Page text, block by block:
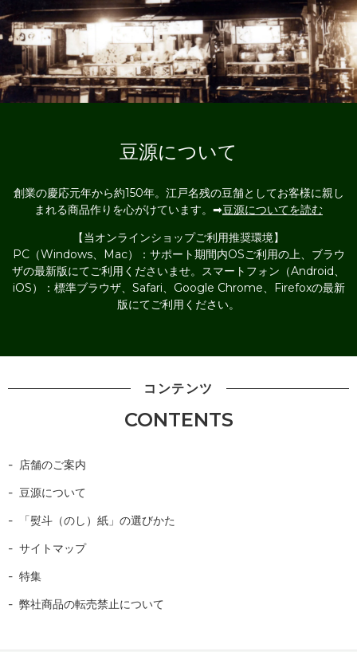
豆源について
創業の慶応元年から約150年。江戸名残の豆舗としてお客様に親し
まれる商品作りを心がけています。➡豆源についてを読む
【当オンラインショップご利用推奨環境】
PC（Windows、Mac）：サポート期間内OSご利用の上、ブラウ
ザの最新版にてご利用くださいませ。スマートフォン（Android、
iOS）：標準ブラウザ、Safari、Google Chrome、Firefoxの最新
版にてご利用ください。
コンテンツ
CONTENTS
店舗のご案内
豆源について
「熨斗（のし）紙」の選びかた
サイトマップ
特集
弊社商品の転売禁止について